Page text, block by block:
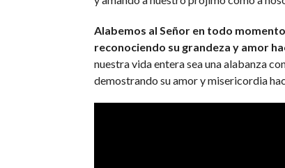
Alabemos al Señor en todo
reconociendo su grandeza y amor
nuestra vida entera sea una alabanza
demostrando su amor y misericordia